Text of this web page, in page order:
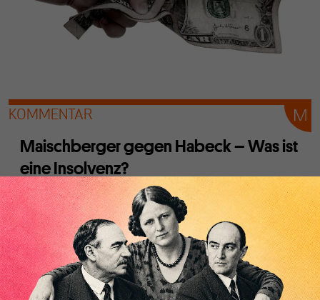
KOMMENTAR
Maischberger gegen Habeck – Was ist
eine Insolvenz?
VonWerner Vontobel
Robert Habeck hat nicht Falsches gesagt. Der Shitstorm,
den sein Auftritt bei Sandra Maischberger auslöste, zeigt,
wie hirn- und gnadenlos Empörung heute bewirtschaftet
wird.